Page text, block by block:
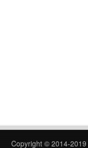
Copyright © 2014-2019